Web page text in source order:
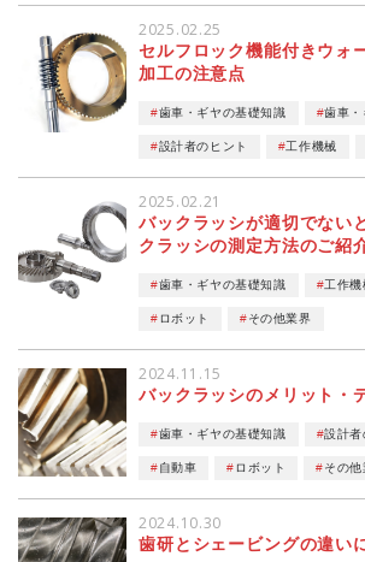
お役立ち情報
よくある質問
特注ギヤ製造の流れ
動画ライブラリ
Instagram
工場見学
新着情報
お問い合わせ
2025.02.25
セルフロック機能付きウォ
加工の注意点
歯車・ギヤの基礎知識 歯車・
設計者のヒント 工作機械
2025.02.21
バックラッシが適切でない
クラッシの測定方法のご紹
歯車・ギヤの基礎知識 工作機
ロボット その他業界
2024.11.15
バックラッシのメリット・
歯車・ギヤの基礎知識 設計者
自動車 ロボット その他
2024.10.30
歯研とシェービングの違い